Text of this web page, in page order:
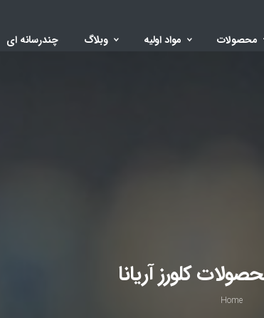
محصولات مواد اولیه وبلاگ چندرسانه ای
کلورز آریانا
Home